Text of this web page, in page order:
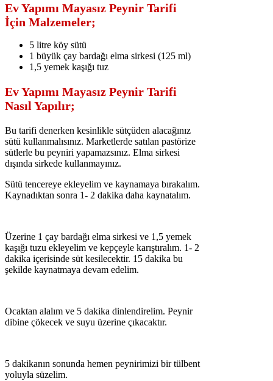
Ev Yapımı Mayasız Peynir Tarifi
İçin Malzemeler;
5 litre köy sütü
1 büyük çay bardağı elma sirkesi (125 ml)
1,5 yemek kaşığı tuz
Ev Yapımı Mayasız Peynir Tarifi
Nasıl Yapılır;
Bu tarifi denerken kesinlikle sütçüden alacağınız
sütü kullanmalısınız. Marketlerde satılan pastörize
sütlerle bu peyniri yapamazsınız. Elma sirkesi
dışında sirkede kullanmayınız.
Sütü tencereye ekleyelim ve kaynamaya bırakalım.
Kaynadıktan sonra 1- 2 dakika daha kaynatalım.
Üzerine 1 çay bardağı elma sirkesi ve 1,5 yemek
kaşığı tuzu ekleyelim ve kepçeyle karıştıralım. 1- 2
dakika içerisinde süt kesilecektir. 15 dakika bu
şekilde kaynatmaya devam edelim.
Ocaktan alalım ve 5 dakika dinlendirelim. Peynir
dibine çökecek ve suyu üzerine çıkacaktır.
5 dakikanın sonunda hemen peynirimizi bir tülbent
yoluyla süzelim.